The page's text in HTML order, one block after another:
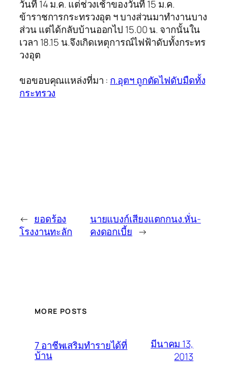
วันที่ 14 ม.ค. แต่ช่วงเช้าของวันที่ 15 ม.ค.
ข้าราชการกระทรวงอุต ฯ บางส่วนมาทำงานบาง
ส่วน แต่ได้กลับบ้านออกไป 15.00 น. จากนั้นใน
เวลา 18.15 น.จึงเกิดเหตุการณ์ไฟฟ้าดับทั้งกระทร
วงอุต
ขอขอบคุณแหล่งที่มา : ก.อุตฯ ถูกตัดไฟดับมืดทั้ง
กระทรวง
← ยอดร้อง
โรงงานทะลัก
นายแบงก์เสียงแตกกนง.หั่น-
คงดอกเบี้ย →
MORE POSTS
7 อาชีพเสริมทำรายได้ที่
บ้าน
มีนาคม 13,
2013